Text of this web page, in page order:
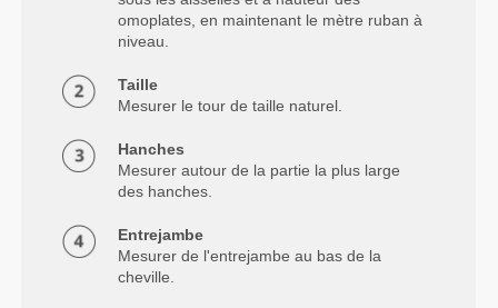
omoplates, en maintenant le mètre ruban à
niveau.
Taille
Mesurer le tour de taille naturel.
Hanches
Mesurer autour de la partie la plus large
des hanches.
Entrejambe
Mesurer de l'entrejambe au bas de la
cheville.